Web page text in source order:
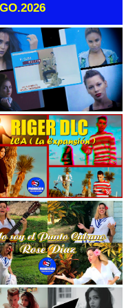
¨EL MAYOR¨ inspirada
Agramonte y Loynaz /
Rigoberto López Pego
/ ICAIC 👉 CUBA 👌
🟡 F-CUBA - ¨Solita¨ -
- Director: Asiel
Babastro
Riger DLC || ¨LCA ( La
)¨ || Director: Dani
Música cubana || Videoclip
|| CUBA